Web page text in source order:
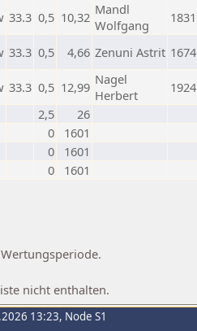
33.3 0,5 10,32 Mandl
Wolfgang
1831
33.3 0,5 4,66 Zenuni Astrit 1674
33.3 0,5 12,99 Nagel
Herbert
1924
2,5
26
0
1601
0
1601
0
1601
nicht enthalten.
13:23, Node S1